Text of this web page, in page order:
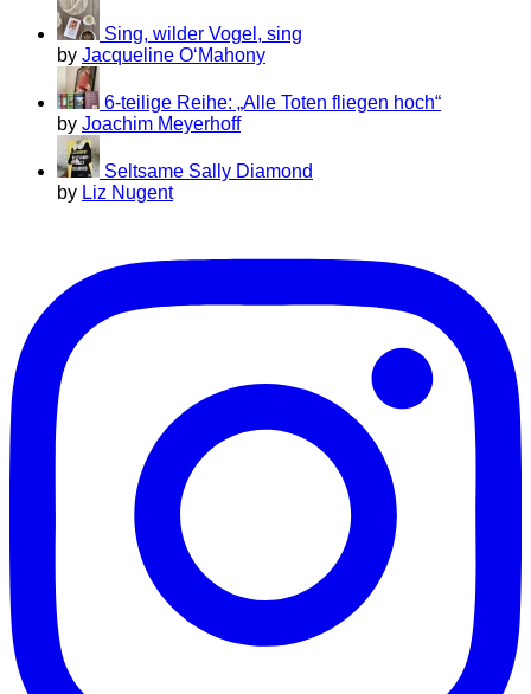
Sing, wilder Vogel, sing
by Jacqueline O‘Mahony
6-teilige Reihe: „Alle Toten fliegen hoch“
by Joachim Meyerhoff
Seltsame Sally Diamond
by Liz Nugent